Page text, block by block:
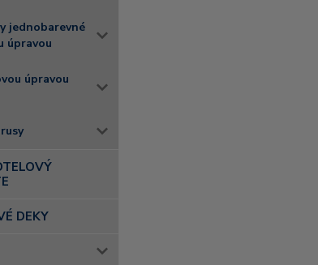
jednobarevné
úpravou
úpravou
DEKY